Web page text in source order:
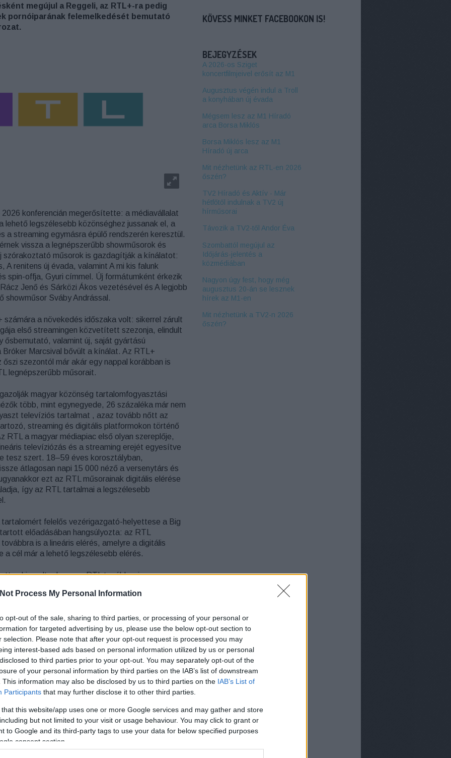
Process My Personal Information
opt-out of the sale, sharing to third parties, or processing of your personal or
for targeted advertising by us, please use the below opt-out section to
selection. Please note that after your opt-out request is processed you may
interest-based ads based on personal information utilized by us or personal
to third parties prior to your opt-out. You may separately opt-out of the
of your personal information by third parties on the IAB’s list of downstream
This information may also be disclosed by us to third parties on the IAB’s List of
Participants that may further disclose it to other third parties.
that this website/app uses one or more Google services and may gather and store
but not limited to your visit or usage behaviour. You may click to grant or
to Google and its third-party tags to use your data for below specified purposes
consent section.
megújul a Reggeli, az RTL+-ra pedig
pornóiparának felemelkedését bemutató
konferencián megerősítette: a médiavállalat
lehető legszélesebb közönséghez jussanak el, a
a streaming egymásra épülő rendszerén keresztül.
vissza a legnépszerűbb showműsorok és
szórakoztató műsorok is gazdagítják a kínálatot:
A renitens új évada, valamint A mi kis falunk
spin-offja, Gyuri címmel. Új formátumként érkezik
Jenő és Sárközi Ákos vezetésével és A legjobb
showműsor Sváby Andrással.
számára a növekedés időszaka volt: sikerrel zárult
első streamingen közvetített szezonja, elindult
ősbemutató, valamint új, saját gyártású
Bróker Marcsival bővült a kínálat. Az RTL+
őszi szezontól már akár egy nappal korábban is
legnépszerűbb műsorait.
magyar közönség tartalomfogyasztási
több, mint egynegyede, 26 százaléka már nem
televíziós tartalmat , azaz tovább nőtt az
streaming és digitális platformokon történő
RTL a magyar médiapiac első olyan szereplője,
televíziózás és a streaming erejét egyesítve
tesz szert. 18–59 éves korosztályban,
átlagosan napi 15 000 néző a versenytárs és
ezt az RTL műsorainak digitális elérése
így az RTL tartalmai a legszélesebb
tartalomért felelős vezérigazgató-helyettese a Big
előadásában hangsúlyozta: az RTL
is a lineáris elérés, amelyre a digitális
a cél már a lehető legszélesebb elérés.
kiemelte, hogy az RTL továbbra is a
RTL kínálja a legjobb minőségű és leginnovatívabb
számítanak Magyarországon.
„talk-of-town” stratégia révén a tartalmak tovább
és a közbeszédben. Kolosi Péter a Big Picture
be az RTL a jövő évi tartalmi kínálat legfontosabb
amelyekről az RTL szándékai szerint
beszél majd.
formátumot indított az RTL. A Most Wanted - A
valóságshowban 12 celebpáros próbál meg
akik a “Celeb Fegyház és Átnevelő Intézet” falai
KÖVESS MINKET FACEBOOKON IS!
BEJEGYZÉSEK
A 2026-os Sziget
koncertfilmjeivel erősít az M1
Augusztus végén indul a Troll
a konyhában új évada
Mégsem lesz az M1 Híradó
arca Borsa Miklós
Borsa Miklós lesz az M1
Híradó új arca
Mit nézhetünk az RTL-en 2026
őszén?
TV2 Híradó és Aktív - Már
hétfőtől indulnak a TV2 új
hírműsorai
Távozik a TV2-től Andor Éva
Szombattól megújul az
Időjárás-jelentés a
közmédiában
Nagyon úgy fest, hogy még
augusztus 20-án se lesznek
hírek az M1-en
Mit nézhetünk a TV2-n 2026
őszén?